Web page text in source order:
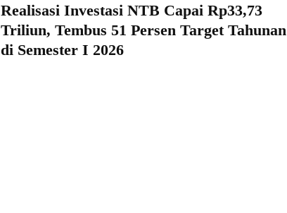
Realisasi Investasi NTB Capai Rp33,73
Triliun, Tembus 51 Persen Target Tahunan
di Semester I 2026